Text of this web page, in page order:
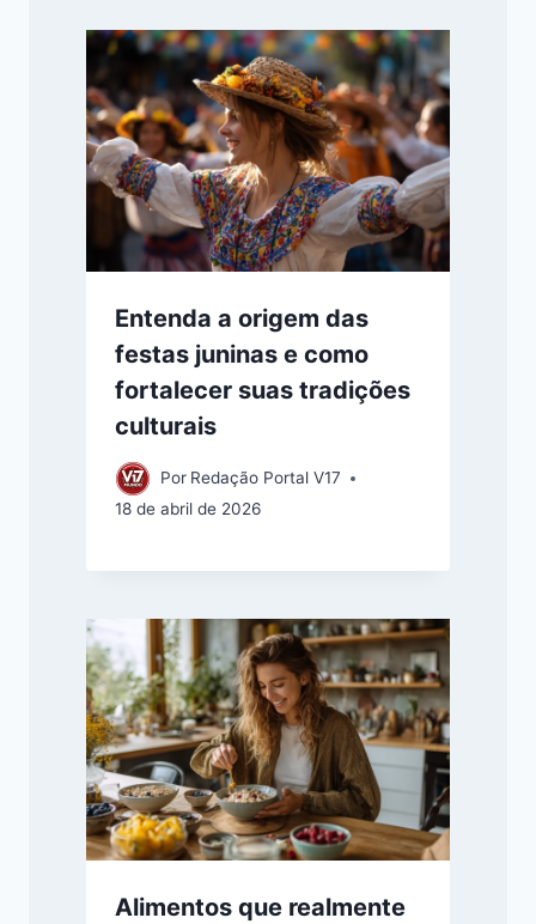
Entenda a origem das
festas juninas e como
fortalecer suas tradições
culturais
Por Redação Portal V17
18 de abril de 2026
Alimentos que realmente